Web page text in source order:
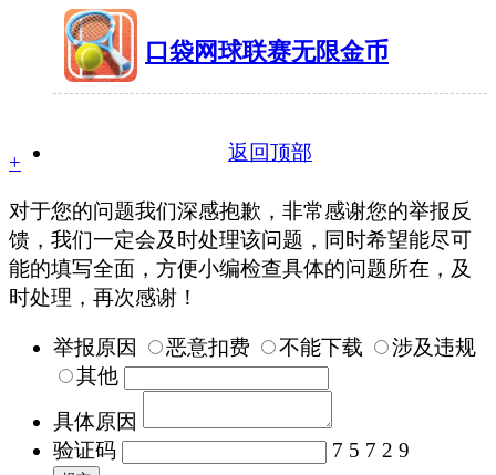
49MB 有677人在玩
口袋网球联赛无限金币
返回顶部
+
对于您的问题我们深感抱歉，非常感谢您的举报反
馈，我们一定会及时处理该问题，同时希望能尽可
能的填写全面，方便小编检查具体的问题所在，及
时处理，再次感谢！
举报原因 恶意扣费 不能下载
涉及违规
其他
具体原因
验证码
7 5 7 2 9